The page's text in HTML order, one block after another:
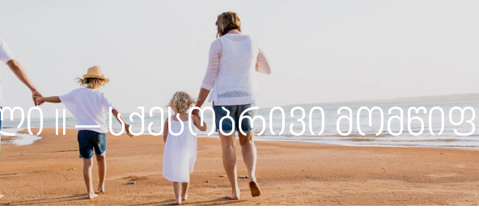
II – სქესობრივი